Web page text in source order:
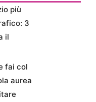
più
3
il
fai col
aurea